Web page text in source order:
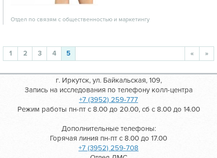
Отдел по связям с общественностью и маркетингу
1 2 3 4 5 « »
г. Иркутск, ул. Байкальская, 109,
Запись на исследования по телефону колл-центра
+7 (3952) 259-777
Режим работы пн-пт с 8.00 до 20.00, сб с 8.00 до 14.00
Дополнительные телефоны:
Горячая линия пн-пт с 8.00 до 17.00
+7 (3952) 259-708